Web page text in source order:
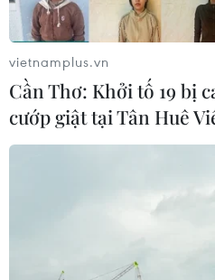
vietnamplus.vn
Cần Thơ: Khởi tố 19 bị
cướp giật tại Tân Huê